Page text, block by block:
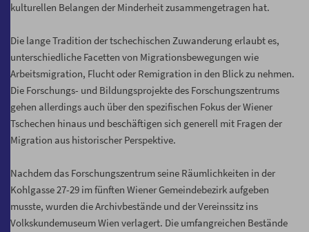
kulturellen Belangen der Minderheit zusammengetragen hat.
Die lange Tradition der tschechischen Zuwanderung erlaubt es,
unterschiedliche Facetten von Migrationsbewegungen wie
Arbeitsmigration, Flucht oder Remigration in den Blick zu nehmen.
Die Forschungs- und Bildungsprojekte des Forschungszentrums
gehen allerdings auch über den spezifischen Fokus der Wiener
Tschechen hinaus und beschäftigen sich generell mit Fragen der
Migration aus historischer Perspektive.
Nachdem das Forschungszentrum seine Räumlichkeiten in der
Kohlgasse 27-29 im fünften Wiener Gemeindebezirk aufgeben
musste, wurden die Archivbestände und der Vereinssitz ins
Volkskundemuseum Wien verlagert. Die umfangreichen Bestände